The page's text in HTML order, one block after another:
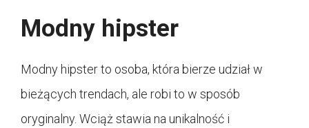
Modny hipster
Modny hipster to osoba, która bierze udział w
bieżących trendach, ale robi to w sposób
oryginalny. Wciąż stawia na unikalność i